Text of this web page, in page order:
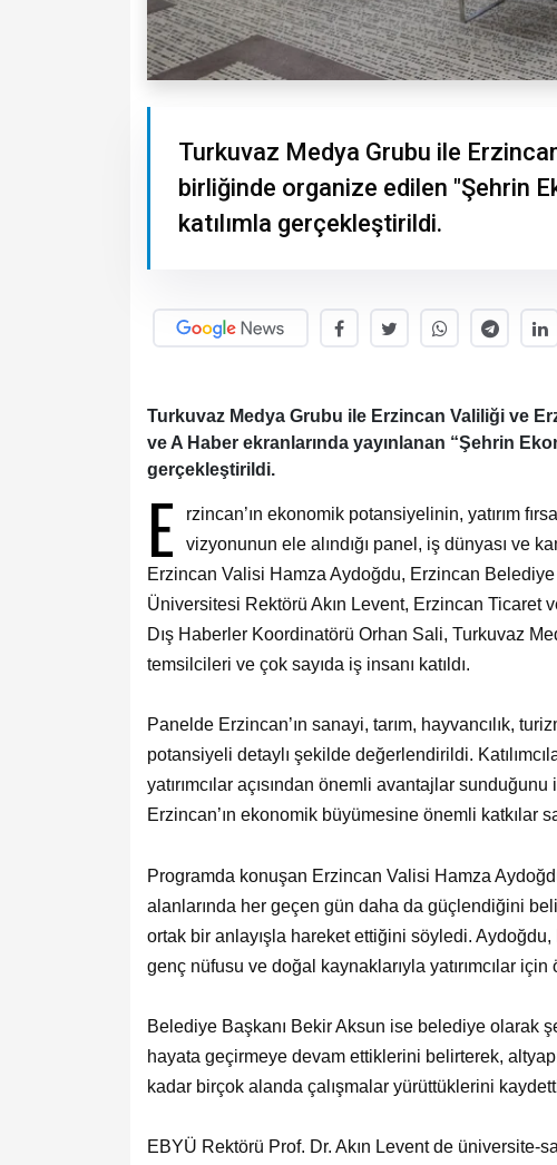
Turkuvaz Medya Grubu ile
birliğinde organize edilen "Şehrin
katılımla gerçekleştirildi.
Turkuvaz Medya Grubu ile Erzincan Valiliği ve
ve A Haber ekranlarında yayınlanan “Şehrin
gerçekleştirildi.
E
rzincan’ın ekonomik potansiyelinin, yatırım
vizyonunun ele alındığı panel, iş dünyası ve
Erzincan Valisi Hamza Aydoğdu, Erzincan Belediye
Üniversitesi Rektörü Akın Levent, Erzincan Ticaret
Dış Haberler Koordinatörü Orhan Sali, Turkuvaz
temsilcileri ve çok sayıda iş insanı katıldı.
Panelde Erzincan’ın sanayi, tarım, hayvancılık,
potansiyeli detaylı şekilde değerlendirildi.
yatırımcılar açısından önemli avantajlar
Erzincan’ın ekonomik büyümesine önemli katkılar
Programda konuşan Erzincan Valisi Hamza
alanlarında her geçen gün daha da güçlendiğini
ortak bir anlayışla hareket ettiğini söyledi. Aydoğdu,
genç nüfusu ve doğal kaynaklarıyla yatırımcılar
Belediye Başkanı Bekir Aksun ise belediye olarak
hayata geçirmeye devam ettiklerini belirterek,
kadar birçok alanda çalışmalar yürüttüklerini
EBYÜ Rektörü Prof. Dr. Akın Levent de